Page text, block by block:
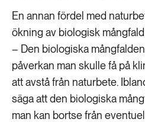
En annan fördel med
ökning av biologisk
– Den biologiska
påverkan man skulle få på
att avstå från naturbete.
säga att den biologiska
man kan bortse från